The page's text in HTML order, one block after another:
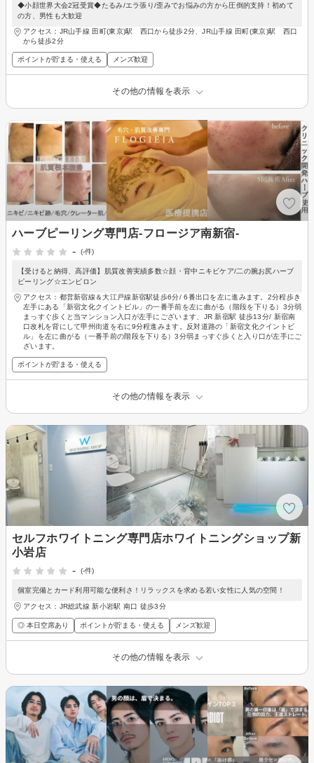
◆小顔世界大会2冠受賞◆たるみ/エラ張り/歪みでお悩みの方から圧倒的支持！初めて
の方、男性も大歓迎
アクセス：JR山手線 田町(東京)駅 西口から徒歩2分、JR山手線 田町(東京)駅 西口
から徒歩2分
ポイントが貯まる・使える メンズ歓迎
その他の情報を表示
ハーブピーリング専門店-フロージア南新宿-
-
(-件)
【受けると納得、高評価】肌質改善実績多数☆顔・背中ニキビケア/二の腕お尻ハーブ
ピーリング☆エンビロン
アクセス：都営新宿線＆大江戸線新宿駅徒歩6分/ 6番出口を左に進みます。2分程歩き
左手にある「新宿文化クイントビル」の一番手前を左に曲がる（階段を下りる）3分弱
まっすぐ歩くと当マンション入口が左手にございます、JR 新宿駅 徒歩13分/ 新宿南
口改札を背にして甲州街道を右に9分程進みます。反対道路の「新宿文化クイントビ
ル」を左に曲がる（一番手前の階段を下りる）3分弱まっすぐ歩くと入り口が左手にご
ざいます。
ポイントが貯まる・使える
その他の情報を表示
セルフホワイトニング専門店ホワイトニングショップ新
小岩店
-
(-件)
個室完備とカード利用可能な便利さ！リラックスを求める若い女性に人気の空間！
アクセス：JR総武線 新小岩駅 南口 徒歩3分
◎ 本日空席あり ポイントが貯まる・使える メンズ歓迎
その他の情報を表示